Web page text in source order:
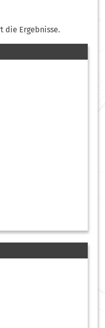
die Ergebnisse.